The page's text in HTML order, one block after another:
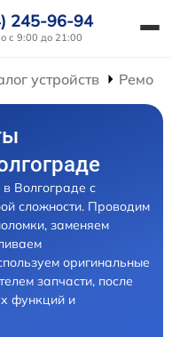
245-96-94
с 9:00 до 21:00
устройств
Волгограде с
сложности. Проводим
заменяем
оригинальные
запчасти, после
функций и